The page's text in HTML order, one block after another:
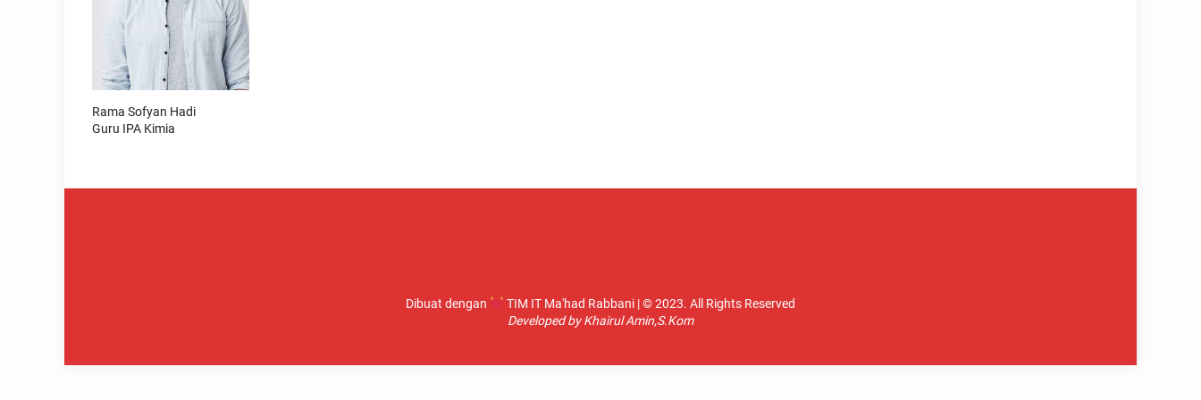
Rama Sofyan Hadi
Guru IPA Kimia
Dibuat dengan
TIM IT Ma'had Rabbani | © 2023. All Rights Reserved
Developed by Khairul Amin,S.Kom